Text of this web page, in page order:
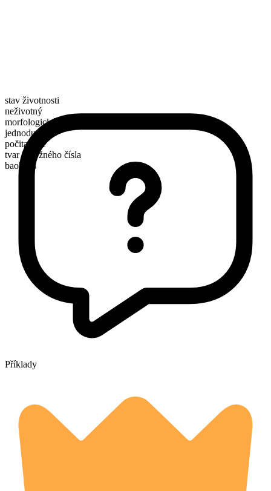
stav životnosti
neživotný
morfologické složení
jednoduché
počitatelné
tvar množného čísla
baobabs
Příklady